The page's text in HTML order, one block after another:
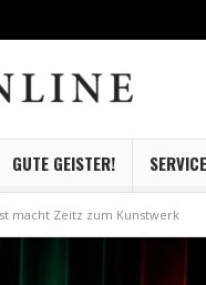
GUTE GEISTER! SERVICE
Museum Kayna